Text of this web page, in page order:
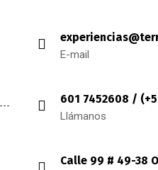
E-mail
601 7452608 /
Llámanos
Calle 99 # 49-38